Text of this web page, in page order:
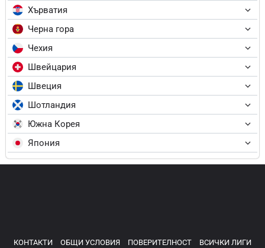
Хърватия
Черна гора
Чехия
Швейцария
Швеция
Шотландия
Южна Корея
Япония
КОНТАКТИ ОБЩИ УСЛОВИЯ ПОВЕРИТЕЛНОСТ ВСИЧКИ ЛИГИ